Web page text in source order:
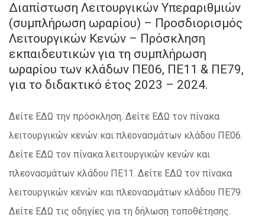
Διαπίστωση Λειτουργικών Υπεραριθμιών
(συμπλήρωση ωραρίου) – Προσδιορισμός
Λειτουργικών Κενών – Πρόσκληση
εκπαιδευτικών για τη συμπλήρωση
ωραρίου των κλάδων ΠΕ06, ΠΕ11 & ΠΕ79,
για το διδακτικό έτος 2023 – 2024.
Δείτε ΕΔΩ την πρόσκληση. Δείτε ΕΔΩ τον πίνακα
λειτουργικών κενών και πλεονασμάτων κλάδου ΠΕ06.
Δείτε ΕΔΩ τον πίνακα λειτουργικών κενών και
πλεονασμάτων κλάδου ΠΕ11. Δείτε ΕΔΩ τον πίνακα
λειτουργικών κενών και πλεονασμάτων κλάδου ΠΕ79.
Δείτε ΕΔΩ τις οδηγίες για τη δήλωση τοποθέτησης.